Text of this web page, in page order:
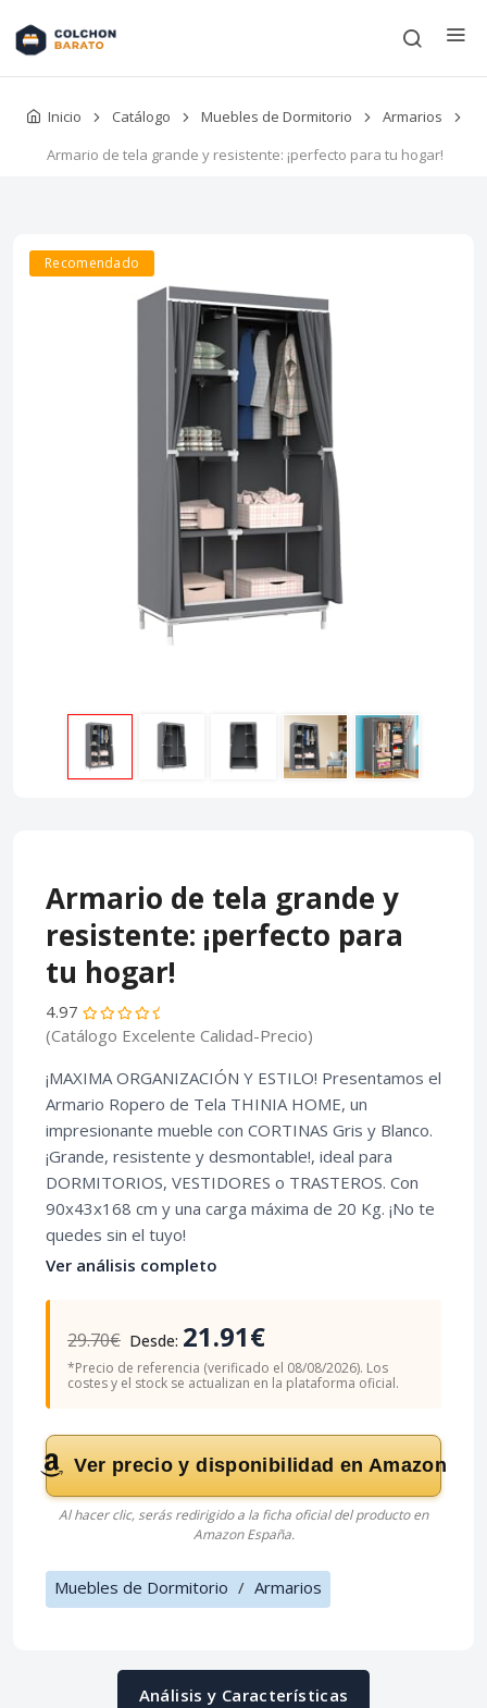
Inicio Catálogo Muebles de Dormitorio
Armarios
Armario de tela grande y resistente: ¡perfecto para tu hogar!
Recomendado
Armario de tela grande y
resistente: ¡perfecto para
tu hogar!
4.97
(Catálogo Excelente Calidad-Precio)
¡MAXIMA ORGANIZACIÓN Y ESTILO! Presentamos el
Armario Ropero de Tela THINIA HOME, un
impresionante mueble con CORTINAS Gris y Blanco.
¡Grande, resistente y desmontable!, ideal para
DORMITORIOS, VESTIDORES o TRASTEROS. Con
90x43x168 cm y una carga máxima de 20 Kg. ¡No te
quedes sin el tuyo!
Ver análisis completo
29.70€ Desde: 21.91€
*Precio de referencia (verificado el 08/08/2026). Los
costes y el stock se actualizan en la plataforma oficial.
Ver precio y disponibilidad en Amazon
Al hacer clic, serás redirigido a la ficha oficial del producto en
Amazon España.
Muebles de Dormitorio / Armarios
Análisis y Características